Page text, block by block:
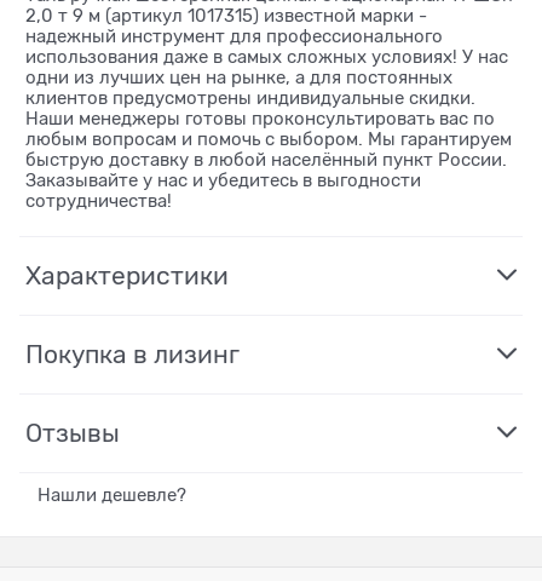
2,0 т 9 м (артикул 1017315) известной марки -
надежный инструмент для профессионального
использования даже в самых сложных условиях! У нас
одни из лучших цен на рынке, а для постоянных
клиентов предусмотрены индивидуальные скидки.
Наши менеджеры готовы проконсультировать вас по
любым вопросам и помочь с выбором. Мы гарантируем
быструю доставку в любой населённый пункт России.
Заказывайте у нас и убедитесь в выгодности
сотрудничества!
Характеристики
Покупка в лизинг
Отзывы
Нашли дешевле?